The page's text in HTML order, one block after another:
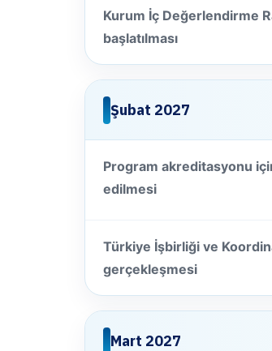
Kurum İç Değerlendirme
başlatılması
Şubat 2027
Program akreditasyonu
edilmesi
Türkiye İşbirliği ve
gerçekleşmesi
Mart 2027